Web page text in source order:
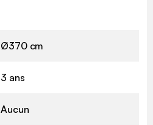
Ø370 cm
3 ans
Aucun